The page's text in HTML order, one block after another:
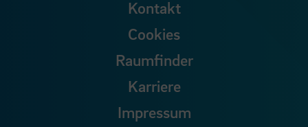
Kontakt
Cookies
Raumfinder
Karriere
Impressum